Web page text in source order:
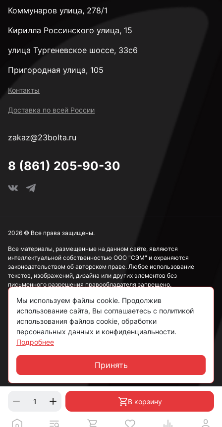
В корзину
М8
М10
М18
М22
М27
М48
Коммунаров улица, 278/1
Кирилла Россинского улица, 15
улица Тургеневское шоссе, 33с6
Пригородная улица, 105
Контакты
Доставка по всей России
zakaz@23bolta.ru
8 (861) 205-90-30
Все материалы, размещенные на данном сайте, являются
интеллектуальной собственностью ООО "СЭМ" и охраняются
законодательством об авторском праве. Любое использование
текстов, изображений, дизайна или других элементов без
письменного разрешения правообладателя запрещено.
Информация, представленная на сайте, носит исключительно
ознакомительный характер и не может рассматриваться как
публичная оферта в соответствии со ст. 437 ГК РФ.
Политика конфиденциальности
Согласие на обработку данных
Пользовательское соглашение
2026 © Все права защищены.
Мы используем файлы cookie. Продолжив
использование сайта, Вы соглашаетесь с политикой
использования файлов cookie, обработки
персональных данных и конфиденциальности.
Подробнее
Принять
Чат